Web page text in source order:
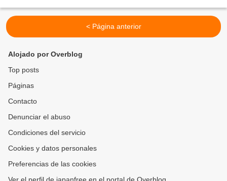
< Página anterior
Alojado por Overblog
Top posts
Páginas
Contacto
Denunciar el abuso
Condiciones del servicio
Cookies y datos personales
Preferencias de las cookies